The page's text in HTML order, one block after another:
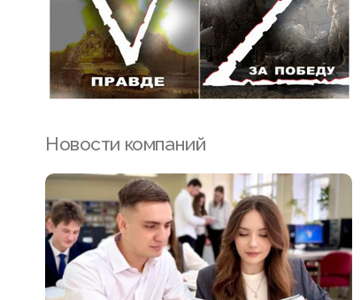
Новости компаний